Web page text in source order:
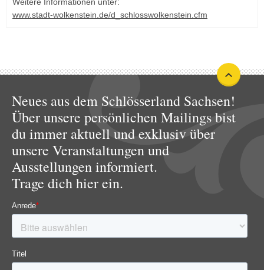
www.stadt-wolkenstein.de/d_schlosswolkenstein.cfm
Neues aus dem Schlösserland Sachsen!
Über unsere persönlichen Mailings bist
du immer aktuell und exklusiv über
unsere Veranstaltungen und
Ausstellungen informiert.
Trage dich hier ein.